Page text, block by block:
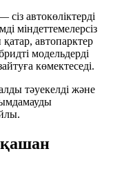
автокөліктерді
міндеттемелерсіз
автопарктер
модельдерді
көмектеседі.
тәуекелді және
қашан